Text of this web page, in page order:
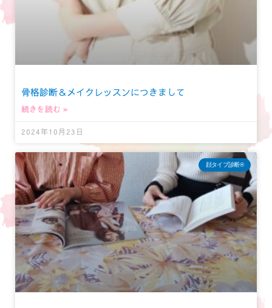
骨格診断＆メイクレッスンにつきまして
続きを読む »
2024年10月23日
顔タイプ診断®︎